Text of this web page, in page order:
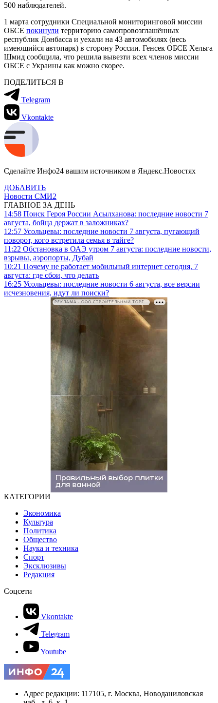
500 наблюдателей.
1 марта сотрудники Специальной мониторинговой миссии
ОБСЕ покинули территорию самопровозглашённых
республик Донбасса и уехали на 43 автомобилях (весь
имеющийся автопарк) в сторону России. Генсек ОБСЕ Хельга
Шмид сообщила, что решила вывезти всех членов миссии
ОБСЕ с Украины как можно скорее.
ПОДЕЛИТЬСЯ В
Telegram
Vkontakte
Сделайте Инфо24 вашим источником в Яндекс.Новостях
ДОБАВИТЬ
Новости СМИ2
ГЛАВНОЕ ЗА ДЕНЬ
14:58 Поиск Героя России Асылханова: последние новости 7
августа, бойца держат в заложниках?
12:57 Усольцевы: последние новости 7 августа, пугающий
поворот, кого встретила семья в тайге?
11:22 Обстановка в ОАЭ утром 7 августа: последние новости,
взрывы, аэропорты, Дубай
10:21 Почему не работает мобильный интернет сегодня, 7
августа: где сбои, что делать
16:25 Усольцевы: последние новости 6 августа, все версии
исчезновения, идут ли поиски?
РЕКЛАМА • ООО СТРОИТЕЛЬНЫЙ ТОРГОВЫЙ ДОМ «ПЕТРОВИЧ». ИНН: 7802348846
КАТЕГОРИИ
Экономика
Культура
Политика
Общество
Наука и техника
Спорт
Эксклюзивы
Редакция
Соцсети
Vkontakte
Telegram
Youtube
Адрес редакции: 117105, г. Москва, Новоданиловская